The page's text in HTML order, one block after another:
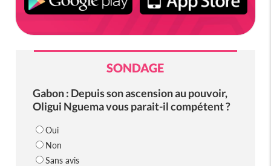
SONDAGE
Gabon : Depuis son ascension au pouvoir,
Oligui Nguema vous parait-il compétent ?
Oui
Non
Sans avis